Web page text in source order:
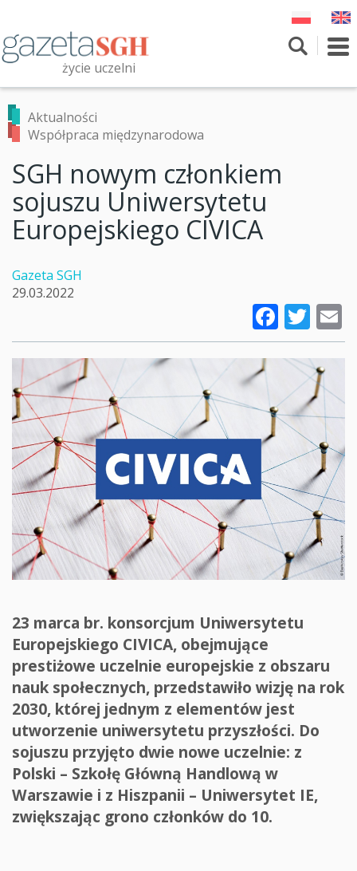
treści
życie uczelni
Przeszukaj witrynę
Aktualności
Współpraca międzynarodowa
SGH nowym członkiem
sojuszu Uniwersytetu
Europejskiego CIVICA
Gazeta SGH
29.03.2022
23 marca br. konsorcjum Uniwersytetu
Europejskiego CIVICA, obejmujące
prestiżowe uczelnie europejskie z obszaru
nauk społecznych, przedstawiło wizję na rok
2030, której jednym z elementów jest
utworzenie uniwersytetu przyszłości. Do
sojuszu przyjęto dwie nowe uczelnie: z
Polski – Szkołę Główną Handlową w
Warszawie i z Hiszpanii – Uniwersytet IE,
zwiększając grono członków do 10.